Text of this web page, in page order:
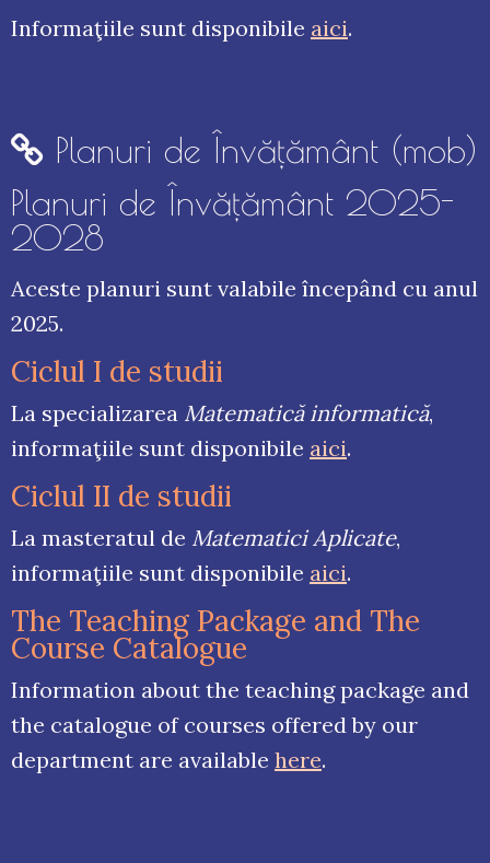
Informaţiile sunt disponibile aici.
Planuri de Învăţământ (mob)
Planuri de Învăţământ 2025-
2028
Aceste planuri sunt valabile începând cu anul
2025.
Ciclul I de studii
La specializarea Matematică informatică,
informaţiile sunt disponibile aici.
Ciclul II de studii
La masteratul de Matematici Aplicate,
informaţiile sunt disponibile aici.
The Teaching Package and The
Course Catalogue
Information about the teaching package and
the catalogue of courses offered by our
department are available here.